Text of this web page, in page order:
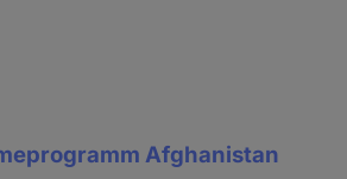
Afghanistan